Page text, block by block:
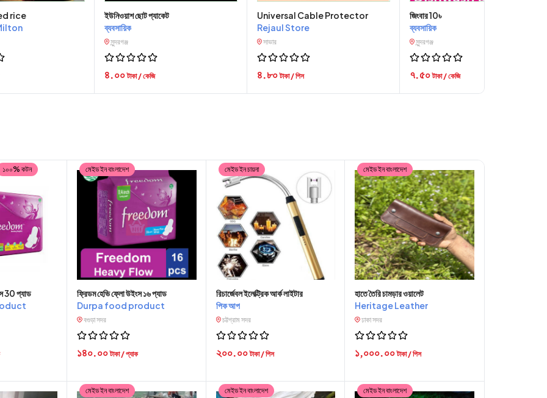
rice
ইউনিওয়াশ ছোট প্যাকেট
ব্যবসায়িক
সুন্দরগঞ্জ
৪.০০টাকা / কেজি
Universal Cable Protector
Rejaul Store
সাভার
৪.৮০টাকা / পিস
জিংবার 10৳
ব্যবসায়িক
সুন্দরগঞ্জ
৭.৫০টাকা / কেজি
১০০% কটন
30 প্যাড
মেইড ইন বাংলাদেশ
ফ্রিডম হেভি ফ্লো উইংস ১৬ প্যাড
Durpa food product
বগুড়া সদর
১৪০.০০টাকা / প্যাক
মেইড ইন চায়না
রিচার্জেবল ইলেক্ট্রিক আর্ক লাইটার
পিক আপ
চট্টগ্রাম সদর
২০০.০০টাকা / পিস
মেইড ইন বাংলাদেশ
হাতে তৈরি চামড়ার ওয়ালেট
Heritage Leather
ঢাকা সদর
১,০০০.০০টাকা / পিস
মেইড ইন বাংলাদেশ মেইড ইন বাংলাদেশ মেইড ইন বাংলাদেশ